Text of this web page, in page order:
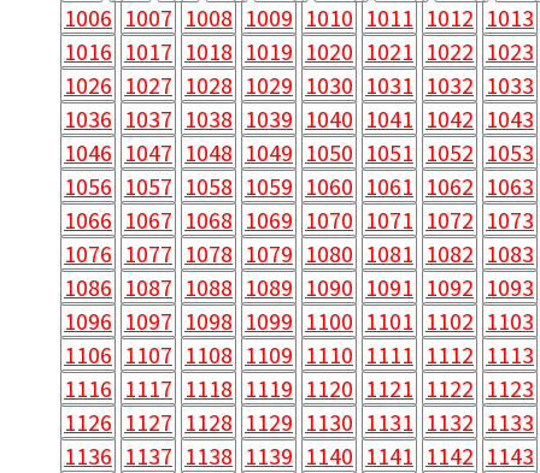
1006 1007 1008 1009 1010 1011 1012 1013
1016 1017 1018 1019 1020 1021 1022 1023
1026 1027 1028 1029 1030 1031 1032 1033
1036 1037 1038 1039 1040 1041 1042 1043
1046 1047 1048 1049 1050 1051 1052 1053
1056 1057 1058 1059 1060 1061 1062 1063
1066 1067 1068 1069 1070 1071 1072 1073
1076 1077 1078 1079 1080 1081 1082 1083
1086 1087 1088 1089 1090 1091 1092 1093
1096 1097 1098 1099 1100 1101 1102 1103
1106 1107 1108 1109 1110 1111 1112 1113
1116 1117 1118 1119 1120 1121 1122 1123
1126 1127 1128 1129 1130 1131 1132 1133
1136 1137 1138 1139 1140 1141 1142 1143